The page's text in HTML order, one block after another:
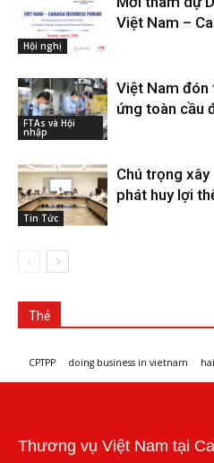
Hội nghị
Việt Nam –
FTAs và Hội
nhập
Việt Nam đón
ứng toàn cầu
Tin Tức
Chú trọng
phát huy lợi
Thẻ
CPTPP doing business in vietnam
Thương vụ Việt Nam tại